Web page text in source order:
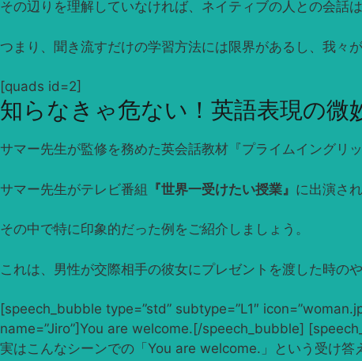
その辺りを理解していなければ、ネイティブの人との会話
つまり、聞き流すだけの学習方法には限界があるし、我々
[quads id=2]
知らなきゃ危ない！英語表現の微
サマー先生が監修を務めた英会話教材『プライムイングリ
サマー先生がテレビ番組 『世界一受けたい授業』 に出演さ
その中で特に印象的だった例をご紹介しましょう。
これは、男性が交際相手の彼女にプレゼントを渡した時のや
[speech_bubble type=”std” subtype=”L1″
name=”Jiro”]You are welcome.[/speech_bubble]
実はこんなシーンでの「You are welcome.」という受け答